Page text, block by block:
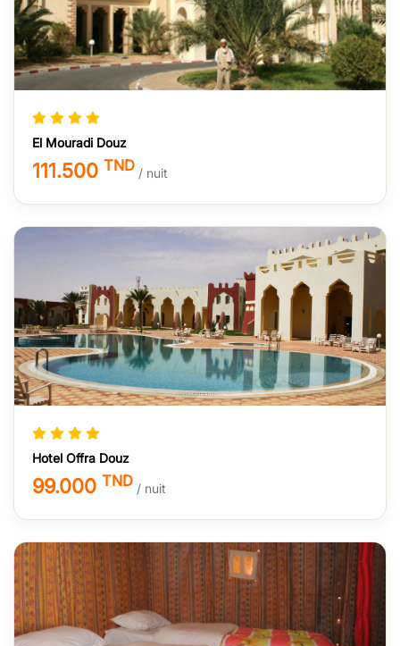
El Mouradi Douz
111.500 TND / nuit
Hotel Offra Douz
99.000 TND / nuit